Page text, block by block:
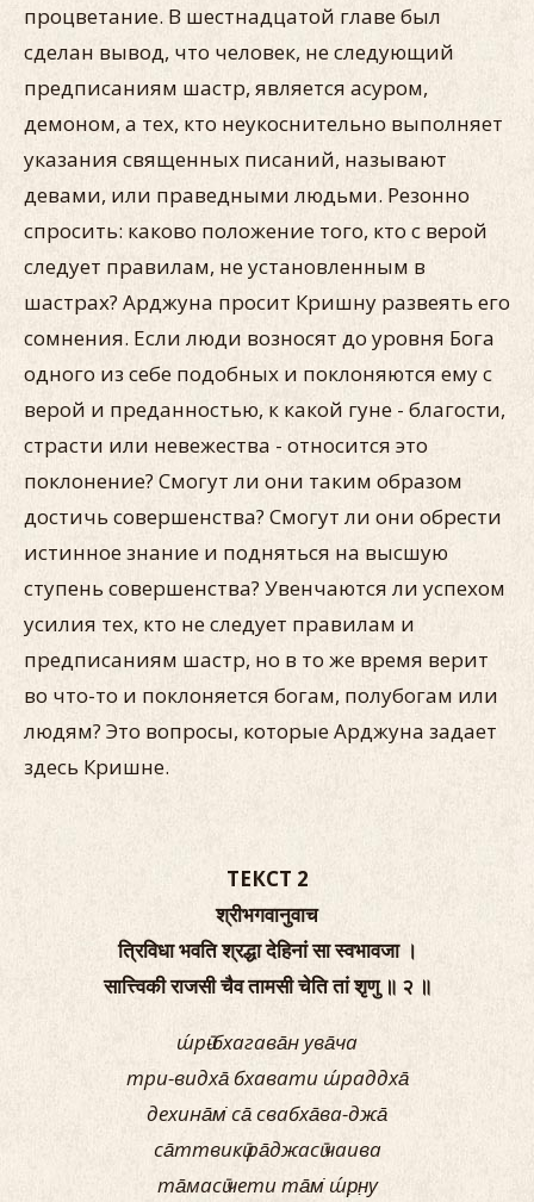
процветание. В шестнадцатой главе был
сделан вывод, что человек, не следующий
предписаниям шастр, является асуром,
демоном, а тех, кто неукоснительно выполняет
указания священных писаний, называют
девами, или праведными людьми. Резонно
спросить: каково положение того, кто с верой
следует правилам, не установленным в
шастрах? Aрджуна просит Кришну развеять его
сомнения. Если люди возносят до уровня Бога
одного из себе подобных и поклоняются ему с
верой и преданностью, к какой гуне - благости,
страсти или невежества - относится это
поклонение? Смогут ли они таким образом
достичь совершенства? Смогут ли они обрести
истинное знание и подняться на высшую
ступень совершенства? Увенчаются ли успехом
усилия тех, кто не следует правилам и
предписаниям шастр, но в то же время верит
во что-то и поклоняется богам, полубогам или
людям? Это вопросы, которые Aрджуна задает
здесь Кришне.
ТЕКСТ 2
श्रीभगवानुवाच
त्रिविधा भवति श्रद्धा देहिनां सा स्वभावजा ।
सात्त्विकी राजसी चैव तामसी चेति तां श‍ृणु ॥ २ ॥
ш́рӣ-бхагава̄н ува̄ча
три-видха̄ бхавати ш́раддха̄
дехина̄м̇ са̄ свабха̄ва-джа̄
са̄ттвикӣ ра̄джасӣ чаива
та̄масӣ чети та̄м̇ ш́р̣н̣у